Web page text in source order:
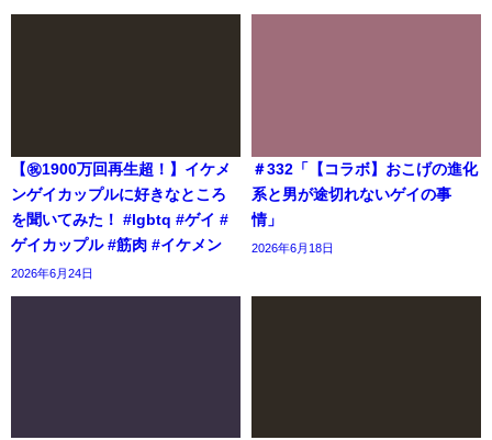
【㊗️1900万回再生超！】イケメ
ンゲイカップルに好きなところ
を聞いてみた！ #lgbtq #ゲイ #
ゲイカップル #筋肉 #イケメン
2026年6月24日
＃332「【コラボ】おこげの進化
系と男が途切れないゲイの事
情」
2026年6月18日